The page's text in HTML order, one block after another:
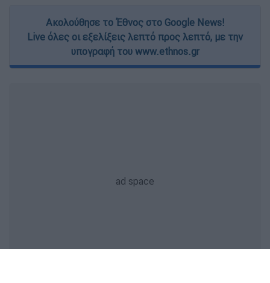
Ακολούθησε το Έθνος στο Google News!
Live όλες οι εξελίξεις λεπτό προς λεπτό, με την
υπογραφή του www.ethnos.gr